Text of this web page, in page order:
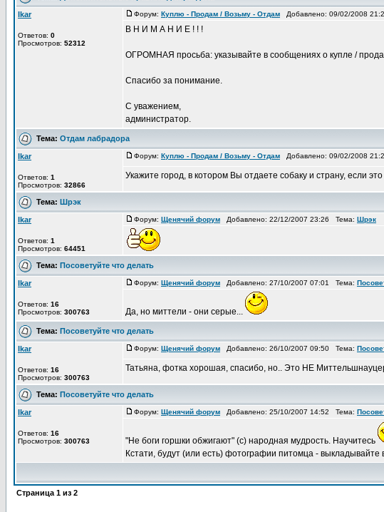
Ikar
Ответов: 0
Просмотров: 52312
Форум: Куплю - Продам / Возьму - Отдам Добавлено: 09/02/2008
В Н И М А Н И Е ! ! !
ОГРОМНАЯ просьба: указывайте в сообщениях о купле /
Спасибо за понимание.
С уважением,
администратор.
Тема: Отдам лабрадора
Ikar
Ответов: 1
Просмотров: 32866
Форум: Куплю - Продам / Возьму - Отдам Добавлено: 09/02/2008
Укажите город, в котором Вы отдаете собаку и страну, если
Тема: Шрэк
Ikar
Ответов: 1
Просмотров: 64451
Форум: Щенячий форум Добавлено: 22/12/2007 23:26 Тема: Шрэк
Тема: Посоветуйте что делать
Ikar
Ответов: 16
Просмотров: 300763
Форум: Щенячий форум Добавлено: 27/10/2007 07:01 Тема:
Да, но миттели - они серые...
Тема: Посоветуйте что делать
Ikar
Ответов: 16
Просмотров: 300763
Форум: Щенячий форум Добавлено: 26/10/2007 09:50 Тема:
Татьяна, фотка хорошая, спасибо, но.. Это НЕ
Тема: Посоветуйте что делать
Ikar
Ответов: 16
Просмотров: 300763
Форум: Щенячий форум Добавлено: 25/10/2007 14:52 Тема:
"Не боги горшки обжигают" (с) народная мудрость. Научитесь
Кстати, будут (или есть) фотографии питомца -
Страница 1 из 2